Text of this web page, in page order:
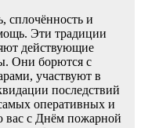
сплочённость и
Эти традиции
действующие
Они борются с
участвуют в
последствий
оперативных и
вас с Днём пожарной